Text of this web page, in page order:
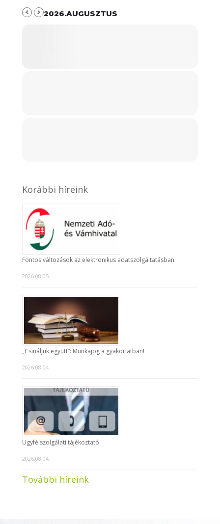
2026.AUGUSZTUS
Korábbi híreink
Fontos változások az elektronikus adatszolgáltatásban
2026.08.05.
„Csináljuk együtt”: Munkajog a gyakorlatban!
2026.08.04.
Ügyfélszolgálati tájékoztató
2026.08.04.
További híreink